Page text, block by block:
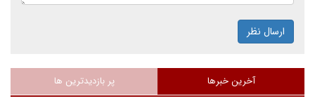
ارسال نظر
آخرین خبرها پر بازدیدترین ها